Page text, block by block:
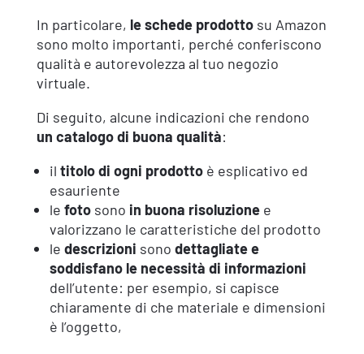
In particolare, le schede prodottosu Amazon
sono molto importanti, perché conferiscono
qualità e autorevolezza al tuo negozio
virtuale.
Di seguito, alcune indicazioni che rendono
un catalogo di buona qualità:
il titolo di ogni prodottoè esplicativo ed
esauriente
le foto sono in buona risoluzionee
valorizzano le caratteristiche del prodotto
le descrizioni sono dettagliate e
soddisfano le necessità di informazioni
dell’utente: per esempio, si capisce
chiaramente di che materiale e dimensioni
è l’oggetto,